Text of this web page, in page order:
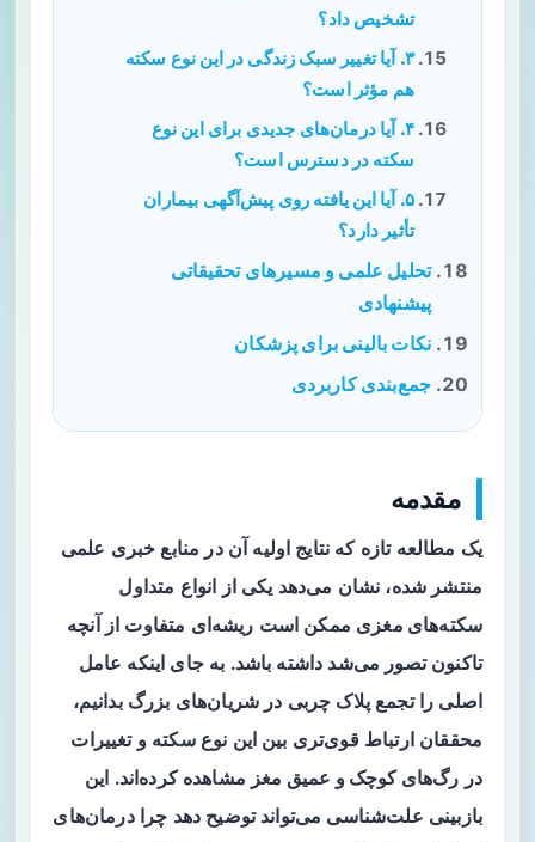
تشخیص داد؟
۳. آیا تغییر سبک زندگی در این نوع سکته
هم مؤثر است؟
۴. آیا درمان‌های جدیدی برای این نوع
سکته در دسترس است؟
۵. آیا این یافته روی پیش‌آگهی بیماران
تأثیر دارد؟
تحلیل علمی و مسیرهای تحقیقاتی
پیشنهادی
نکات بالینی برای پزشکان
جمع‌بندی کاربردی
مقدمه
یک مطالعه تازه که نتایج اولیه آن در منابع خبری علمی
منتشر شده، نشان می‌دهد یکی از انواع متداول
سکته‌های مغزی ممکن است ریشه‌ای متفاوت از آنچه
تاکنون تصور می‌شد داشته باشد. به جای اینکه عامل
اصلی را تجمع پلاک چربی در شریان‌های بزرگ بدانیم،
محققان ارتباط قوی‌تری بین این نوع سکته و تغییرات
در رگ‌های کوچک و عمیق مغز مشاهده کرده‌اند. این
بازبینی علت‌شناسی می‌تواند توضیح دهد چرا درمان‌های